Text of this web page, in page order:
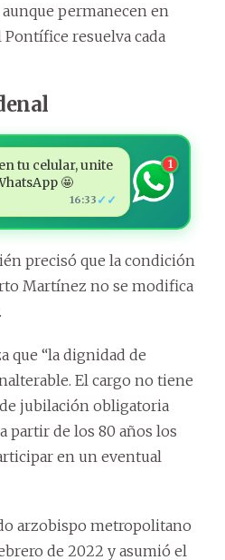
permanecen en
resuelva cada
tu celular, unite
🤩
16:33 ✓✓
1
precisó que la condición
Martínez no se modifica
que “la dignidad de
El cargo no tiene
jubilación obligatoria
partir de los 80 años los
en un eventual
arzobispo metropolitano
de 2022 y asumió el